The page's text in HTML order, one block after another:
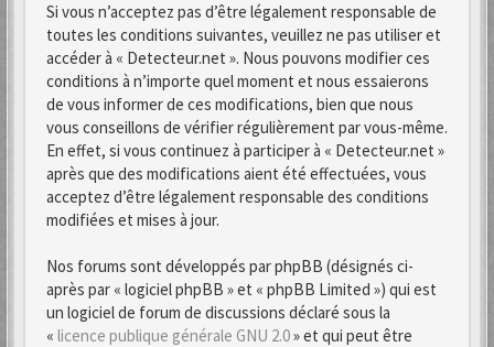
Si vous n’acceptez pas d’être légalement responsable de
toutes les conditions suivantes, veuillez ne pas utiliser et
accéder à « Detecteur.net ». Nous pouvons modifier ces
conditions à n’importe quel moment et nous essaierons
de vous informer de ces modifications, bien que nous
vous conseillons de vérifier régulièrement par vous-même.
En effet, si vous continuez à participer à « Detecteur.net »
après que des modifications aient été effectuées, vous
acceptez d’être légalement responsable des conditions
modifiées et mises à jour.
Nos forums sont développés par phpBB (désignés ci-
après par « logiciel phpBB » et « phpBB Limited ») qui est
un logiciel de forum de discussions déclaré sous la
« licence publique générale GNU 2.0» et qui peut être